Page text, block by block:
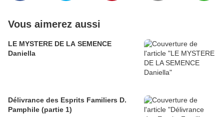
Vous aimerez aussi
LE MYSTERE DE LA SEMENCE
Daniella
Délivrance des Esprits Familiers D.
Pamphile (partie 1)